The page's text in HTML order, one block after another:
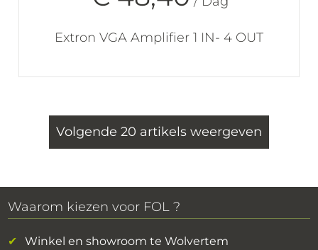
Extron VGA Amplifier 1 IN- 4 OUT
Volgende 20 artikels weergeven
Waarom kiezen voor FOL ?
Winkel en showroom te Wolvertem